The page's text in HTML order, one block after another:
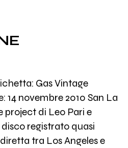
Gas Vintage
14 novembre 2010 San La
project di Leo Pari e
registrato quasi
tra Los Angeles e